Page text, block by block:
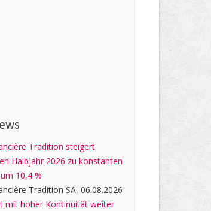
Tradition steigert
Halbjahr 2026 zu konstanten
10,4 %
Tradition SA, 06.08.2026
mit hoher Kontinuität weiter